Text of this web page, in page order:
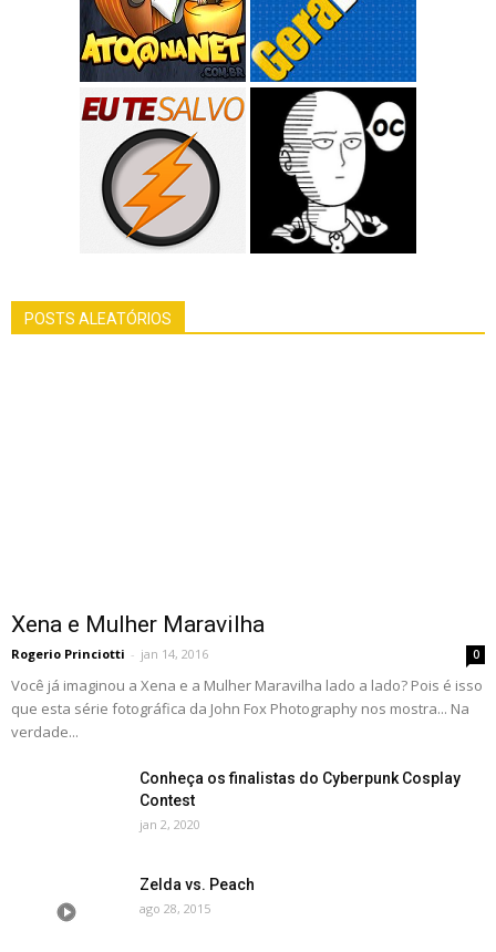
POSTS ALEATÓRIOS
Xena e Mulher Maravilha
Rogerio Princiotti - jan 14, 2016 0
Você já imaginou a Xena e a Mulher Maravilha lado a lado? Pois é isso
que esta série fotográfica da John Fox Photography nos mostra... Na
verdade...
Conheça os finalistas do Cyberpunk Cosplay
Contest
jan 2, 2020
Zelda vs. Peach
ago 28, 2015